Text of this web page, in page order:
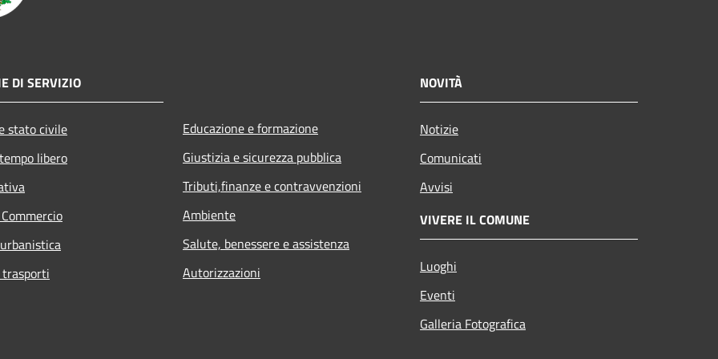
DI SERVIZIO
stato civile
libero
Educazione e formazione
Giustizia e sicurezza pubblica
Tributi,finanze e contravvenzioni
Ambiente
Salute, benessere e assistenza
Autorizzazioni
NOVITÀ
Notizie
Comunicati
Avvisi
VIVERE IL COMUNE
Luoghi
Eventi
Galleria Fotografica